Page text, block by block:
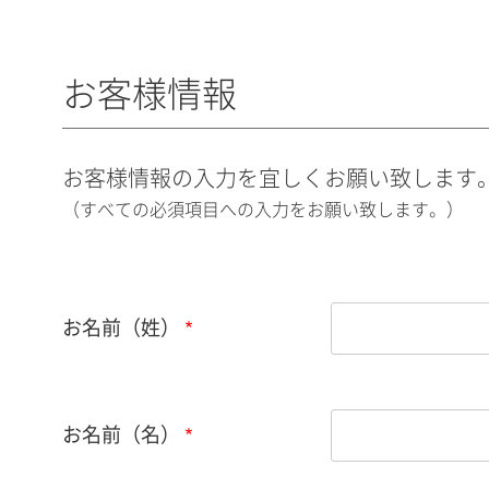
お客様情報
お客様情報の入力を宜しくお願い致します
（すべての必須項目への入力をお願い致します。）
お名前（姓）
お名前（名）